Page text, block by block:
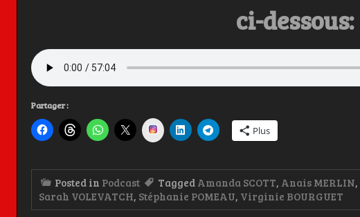
ci-dessous:
Partager :
Instagram Plus
Posted in Podcast Tagged Amanda SCOTT, Anais MERLIN,
Sarah VOLEVATCH, Stéphanie POMEAU, Virginie BOURGUET